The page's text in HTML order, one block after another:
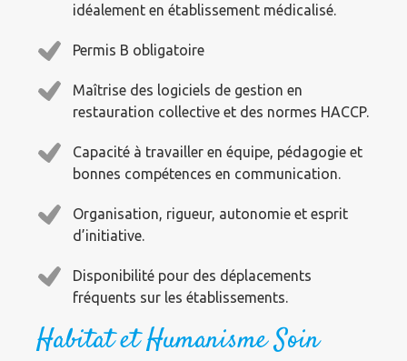
idéalement en établissement médicalisé.
Permis B obligatoire
Maîtrise des logiciels de gestion en
restauration collective et des normes HACCP.
Capacité à travailler en équipe, pédagogie et
bonnes compétences en communication.
Organisation, rigueur, autonomie et esprit
d’initiative.
Disponibilité pour des déplacements
fréquents sur les établissements.
Habitat et Humanisme Soin